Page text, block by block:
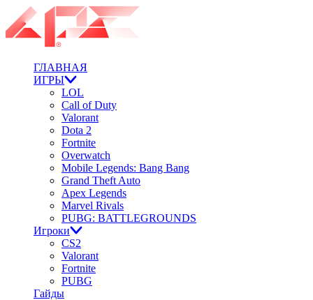
ГЛАВНАЯ
ИГРЫ
LOL
Call of Duty
Valorant
Dota 2
Fortnite
Overwatch
Mobile Legends: Bang Bang
Grand Theft Auto
Apex Legends
Marvel Rivals
PUBG: BATTLEGROUNDS
Игроки
CS2
Valorant
Fortnite
PUBG
Гайды